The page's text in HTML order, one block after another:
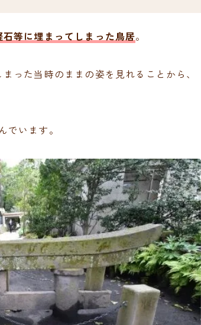
石等に埋まってしまった鳥居。
った当時のままの姿を見れることから、
でいます。